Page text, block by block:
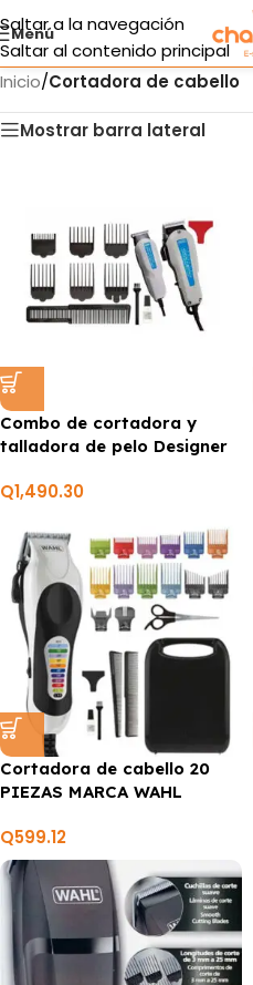
Saltar a la navegación
Saltar al contenido principal
Menú
Inicio/Cortadora de cabello
Mostrar barra lateral
Combo de cortadora y
talladora de pelo Designer
Q1,490.30
Cortadora de cabello 20
PIEZAS MARCA WAHL
Q599.12